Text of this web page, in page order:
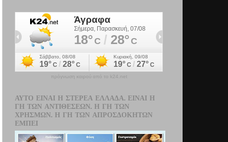
πρόγνωση καιρού από το k24.net
ΑΥΤΌ ΕΊΝΑΙ Η ΣΤΕΡΕΆ ΕΛΛΆΔΑ. ΕΊΝΑΙ Η
ΓΗ ΤΩΝ ΑΝΤΙΘΈΣΕΩΝ. Η ΓΗ ΤΩΝ
ΧΡΗΣΜΏΝ. Η ΓΗ ΤΩΝ ΑΠΡΟΣΔΌΚΗΤΩΝ
ΕΜΠΕΙ